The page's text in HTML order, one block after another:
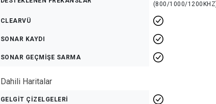
(800/1000/1200KHZ)
CLEARVÜ
SONAR KAYDI
SONAR GEÇMİŞE SARMA
Dahili Haritalar
GELGİT ÇİZELGELERİ